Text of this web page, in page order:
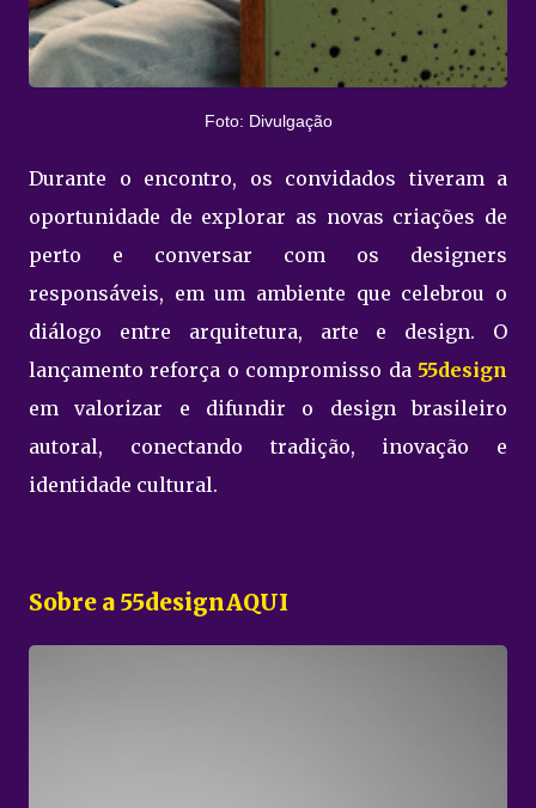
Foto: Divulgação
Durante o encontro, os convidados tiveram a
oportunidade de explorar as novas criações de
perto e conversar com os designers
responsáveis, em um ambiente que celebrou o
diálogo entre arquitetura, arte e design. O
lançamento reforça o compromisso da 55design
em valorizar e difundir o design brasileiro
autoral, conectando tradição, inovação e
identidade cultural.
Sobre a 55designAQUI